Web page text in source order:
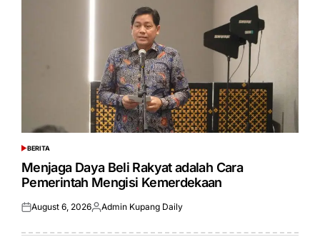
POSTED
IN
BERITA
Menjaga Daya Beli Rakyat adalah Cara
Pemerintah Mengisi Kemerdekaan
Posted
August 6, 2026Posted
Admin Kupang Daily